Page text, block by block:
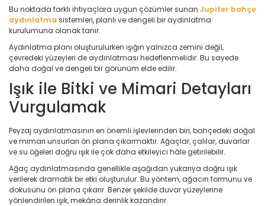
Bu noktada farklı ihtiyaçlara uygun çözümler sunan Jupiter bahçe
aydınlatma sistemleri, planlı ve dengeli bir aydınlatma
kurulumuna olanak tanır.
Aydınlatma planı oluşturulurken ışığın yalnızca zemini değil,
çevredeki yüzeyleri de aydınlatması hedeflenmelidir. Bu sayede
daha doğal ve dengeli bir görünüm elde edilir.
Işık ile Bitki ve Mimari Detayları
Vurgulamak
Peyzaj aydınlatmasının en önemli işlevlerinden biri, bahçedeki doğal
ve mimari unsurları ön plana çıkarmaktır. Ağaçlar, çalılar, duvarlar
ve su öğeleri doğru ışık ile çok daha etkileyici hâle getirilebilir.
Ağaç aydınlatmasında genellikle aşağıdan yukarıya doğru ışık
verilerek dramatik bir etki oluşturulur. Bu yöntem, ağacın formunu ve
dokusunu ön plana çıkarır. Benzer şekilde duvar yüzeylerine
yönlendirilen ışık, mekâna derinlik kazandırır.